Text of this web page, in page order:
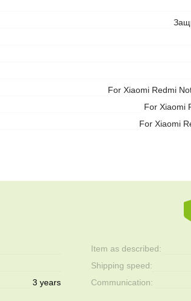
For Xiaomi Redmi
For Xiaomi
For Xiaomi
3 years
Item as described:
Shipping speed:
Communication: